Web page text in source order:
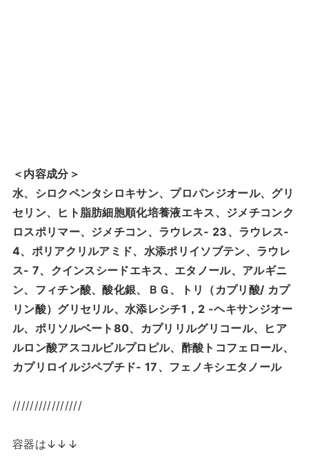
＜内容成分＞
水、シロクペンタシロキサン、プロパンジオール、グリ
セリン、ヒト脂肪細胞順化培養液エキス、ジメチコンク
ロスポリマー、ジメチコン、ラウレス- 23、ラウレス-
4、ポリアクリルアミド、水添ポリイソブテン、ラウレ
ス- 7、クインスシードエキス、エタノール、アルギニ
ン、フィチン酸、酸化銀、ＢＧ、トリ（カプリ酸/ カプ
リン酸）グリセリル、水添レシチ1，2 -ヘキサンジオー
ル、ポリソルベート80、カプリリルグリコール、ヒア
ルロン酸アスコルビルプロピル、酢酸トコフェロール、
カプリロイルジペプチド- 17、フェノキシエタノール
////////////////
容器は↓↓↓